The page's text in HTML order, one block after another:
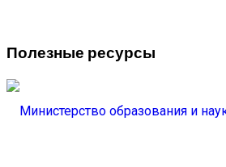
Полезные ресурсы